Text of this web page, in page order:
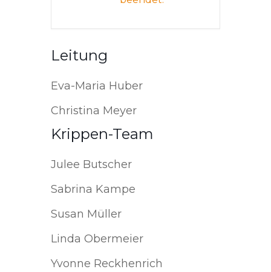
Leitung
Eva-Maria Huber
Christina Meyer
Krippen-Team
Julee Butscher
Sabrina Kampe
Susan Müller
Linda Obermeier
Yvonne Reckhenrich